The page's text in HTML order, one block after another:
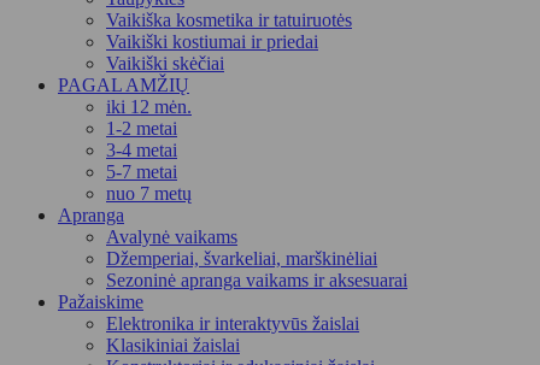
Vaikiška kosmetika ir tatuiruotės
Vaikiški kostiumai ir priedai
Vaikiški skėčiai
PAGAL AMŽIŲ
iki 12 mėn.
1-2 metai
3-4 metai
5-7 metai
nuo 7 metų
Apranga
Avalynė vaikams
Džemperiai, švarkeliai, marškinėliai
Sezoninė apranga vaikams ir aksesuarai
Pažaiskime
Elektronika ir interaktyvūs žaislai
Klasikiniai žaislai